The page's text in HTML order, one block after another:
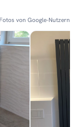
Fotos von Google-Nutzern